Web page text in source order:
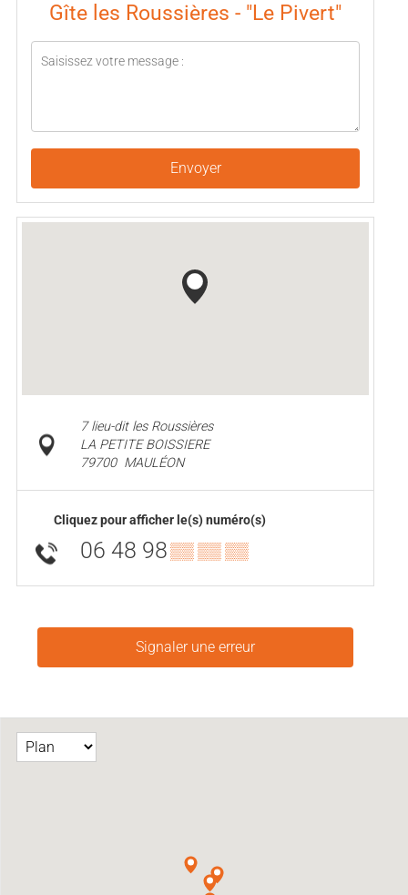
Gîte les Roussières - "Le Pivert"
Envoyer
7 lieu-dit les Roussières
LA PETITE BOISSIERE
79700 MAULÉON
Cliquez pour afficher le(s) numéro(s)
06 48 98▒▒ ▒▒ ▒▒
Signaler une erreur